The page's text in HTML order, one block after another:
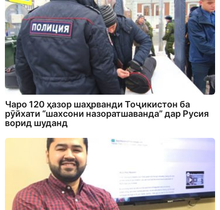
Чаро 120 ҳазор шаҳрванди Тоҷикистон ба
рӯйхати “шахсони назоратшаванда” дар Русия
ворид шуданд